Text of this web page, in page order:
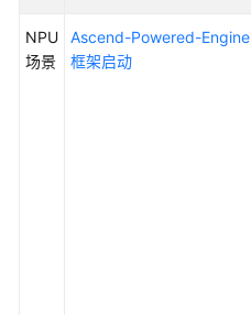
计
费
说
NPU
场景
Ascend-Powered-Engine
框架启动